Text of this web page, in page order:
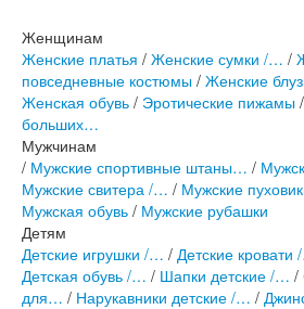
Женщинам
Женские платья / Женские сумки /… /
повседневные костюмы / Женские
Женская обувь / Эротические пижамы /
больших…
Мужчинам
/ Мужские спортивные штаны… /
Мужские свитера /… / Мужские
Мужская обувь / Мужские рубашки
Детям
Детские игрушки /… / Детские кровати
Детская обувь /… / Шапки детские /… /
для… / Нарукавники детские /… /